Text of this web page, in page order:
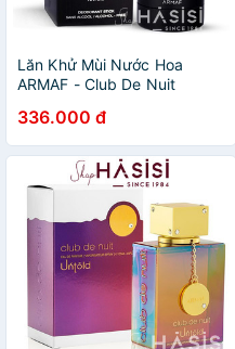
Lăn Khử Mùi Nước Hoa
ARMAF - Club De Nuit
Stick 75g
336.000 đ